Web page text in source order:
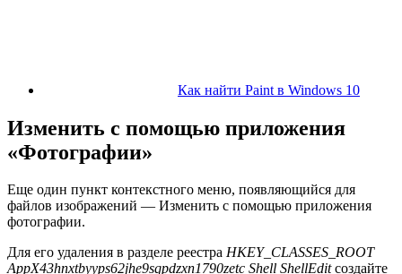
Как найти Paint в Windows 10
Изменить с помощью приложения
«Фотографии»
Еще один пункт контекстного меню, появляющийся для
файлов изображений — Изменить с помощью приложения
фотографии.
Для его удаления в разделе реестра HKEY_CLASSES_ROOT
AppX43hnxtbyyps62jhe9sqpdzxn1790zetc Shell ShellEditсоздайте